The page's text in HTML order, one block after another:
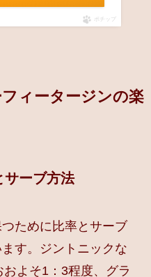
ポチップ
ィータージンの楽
サーブ方法
ために比率とサーブ
す。ジントニックな
よそ1：3程度、グラ